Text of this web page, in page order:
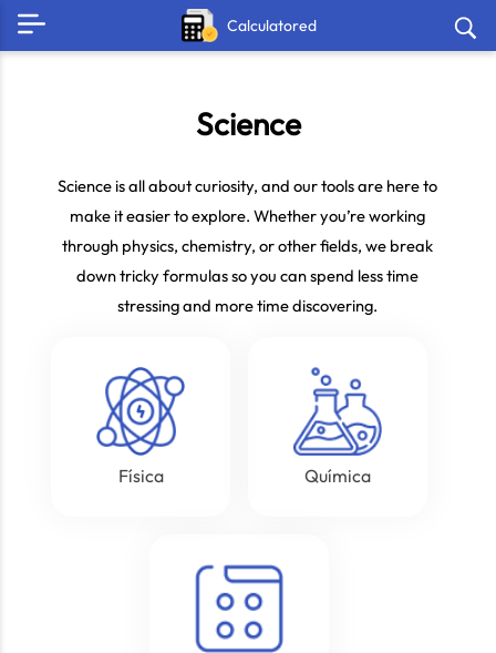
Calculatored
Science
Science is all about curiosity, and our tools are here to
make it easier to explore. Whether you’re working
through physics, chemistry, or other fields, we break
down tricky formulas so you can spend less time
stressing and more time discovering.
Física Química